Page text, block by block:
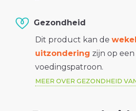
Gezondheid
Dit product kan de
uitzondering zijn op
voedingspatroon.
MEER OVER GEZONDHEID